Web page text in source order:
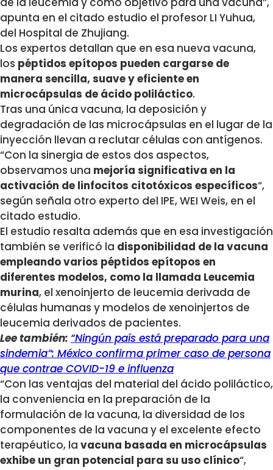
apunta en el citado estudio el profesor LI Yuhua,
del Hospital de Zhujiang.
Los expertos detallan que en esa nueva vacuna,
los péptidos epítopos pueden cargarse de
manera sencilla, suave y eficiente en
microcápsulas de ácido poliláctico.
Tras una única vacuna, la deposición y
degradación de las microcápsulas en el lugar de la
inyección llevan a reclutar células con antígenos.
“Con la sinergia de estos dos aspectos,
observamos una mejoría significativa en la
activación de linfocitos citotóxicos específicos“,
según señala otro experto del IPE, WEI Weis, en el
citado estudio.
El estudio resalta además que en esa investigación
también se verificó la disponibilidad de la vacuna
empleando varios péptidos epítopos en
diferentes modelos, como la llamada Leucemia
murina, el xenoinjerto de leucemia derivada de
células humanas y modelos de xenoinjertos de
leucemia derivados de pacientes.
Lee también: “Ningún país está preparado para una
sindemia”: México confirma primer caso de persona
que contrae COVID-19 e influenza
“Con las ventajas del material del ácido poliláctico,
la conveniencia en la preparación de la
formulación de la vacuna, la diversidad de los
componentes de la vacuna y el excelente efecto
terapéutico, la vacuna basada en microcápsulas
exhibe un gran potencial para su uso clínico“,